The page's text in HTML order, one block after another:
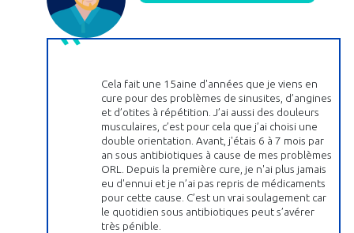
Cela fait une 15aine d'années que je viens en
cure pour des problèmes de sinusites, d’angines
et d’otites à répétition. J’ai aussi des douleurs
musculaires, c’est pour cela que j’ai choisi une
double orientation. Avant, j'étais 6 à 7 mois par
an sous antibiotiques à cause de mes problèmes
ORL. Depuis la première cure, je n'ai plus jamais
eu d'ennui et je n’ai pas repris de médicaments
pour cette cause. C’est un vrai soulagement car
le quotidien sous antibiotiques peut s’avérer
très pénible.